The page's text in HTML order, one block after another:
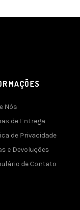
Nós
de Entrega
de Privacidade
e Devoluções
de Contato